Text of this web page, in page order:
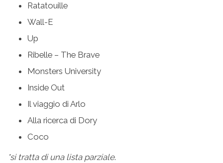
Ratatouille
Wall-E
Up
Ribelle – The Brave
Monsters University
Inside Out
Il viaggio di Arlo
Alla ricerca di Dory
Coco
*si tratta di una lista parziale.